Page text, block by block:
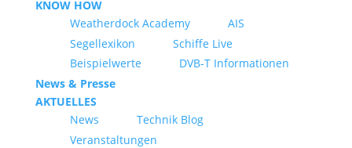
KNOW HOW
Weatherdock Academy
AIS
Segellexikon
Schiffe Live
Beispielwerte
DVB-T Informationen
News & Presse
AKTUELLES
News
Technik Blog
Veranstaltungen